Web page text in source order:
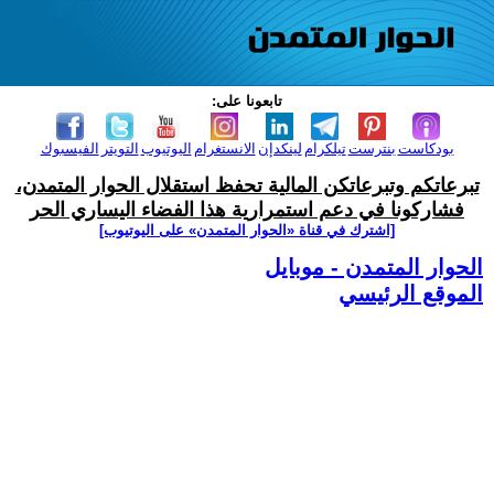
تابعونا على:
الفيسبوك التويتر اليوتيوب الانستغرام لينكدإن تيلكرامبنترست بودكاست
تبرعاتكم وتبرعاتكن المالية تحفظ استقلال الحوار المتمدن،
فشاركونا في دعم استمرارية هذا الفضاء اليساري الحر
[اشترك في قناة ‫«الحوار المتمدن» على اليوتيوب]
الحوار المتمدن - موبايل
الموقع الرئيسي